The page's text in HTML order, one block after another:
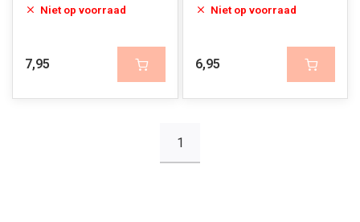
Niet op voorraad
7,95
Niet op voorraad
6,95
1